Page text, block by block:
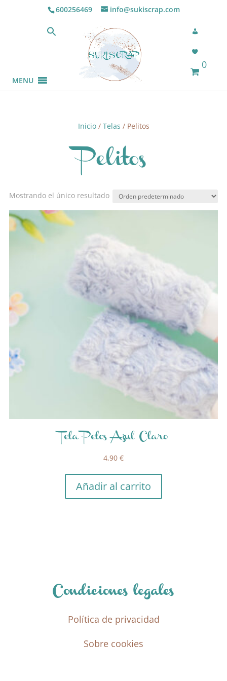
600256469 info@sukiscrap.com
0
MENU
Inicio/ Telas / Pelitos
Pelitos
Mostrando el único resultado
Tela Pelos Azul Claro
4,90 €
Añadir al carrito
Condiciones legales
Política de privacidad
Sobre cookies